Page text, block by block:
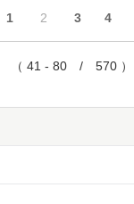
1 2 3 4
（ 41 - 80 / 570 ）